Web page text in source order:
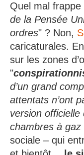
Quel mal
de la Pensée
ordres" ? Non,
caricaturales.
sur les zones
"
d’un grand
attentats n’ont
version officielle
chambres à gaz
sociale – qui